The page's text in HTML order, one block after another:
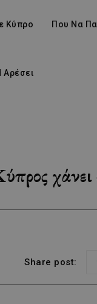
Κύπρο Που Να
Αρέσει
χάνει
Share post: